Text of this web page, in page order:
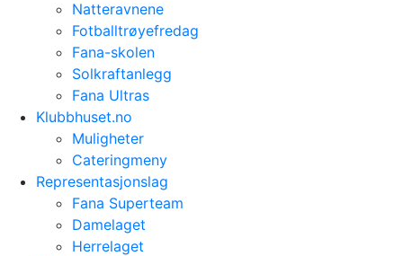
Natteravnene
Fotballtrøyefredag
Fana-skolen
Solkraftanlegg
Fana Ultras
Klubbhuset.no
Muligheter
Cateringmeny
Representasjonslag
Fana Superteam
Damelaget
Herrelaget